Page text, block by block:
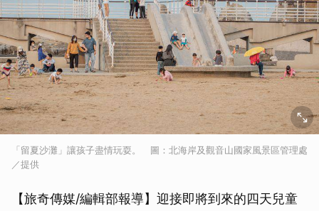
「留夏沙灘」讓孩子盡情玩耍。 圖：北海岸及觀音山國家風景區管理處
／提供
【旅奇傳媒/編輯部報導】迎接即將到來的四天兒童